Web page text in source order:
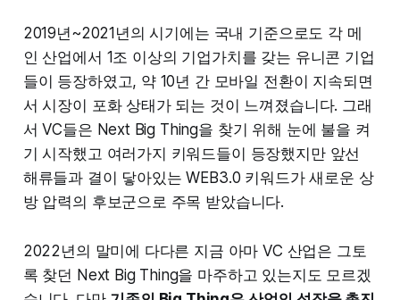
2019년~2021년의 시기에는 국내 기준으로도 각 메
인 산업에서 1조 이상의 기업가치를 갖는 유니콘 기업
들이 등장하였고, 약 10년 간 모바일 전환이 지속되면
서 시장이 포화 상태가 되는 것이 느껴졌습니다. 그래
서 VC들은 Next Big Thing을 찾기 위해 눈에 불을 켜
기 시작했고 여러가지 키워드들이 등장했지만 앞선
해류들과 결이 닿아있는 WEB3.0 키워드가 새로운 상
방 압력의 후보군으로 주목 받았습니다.
2022년의 말미에 다다른 지금 아마 VC 산업은 그토
록 찾던 Next Big Thing을 마주하고 있는지도 모르겠